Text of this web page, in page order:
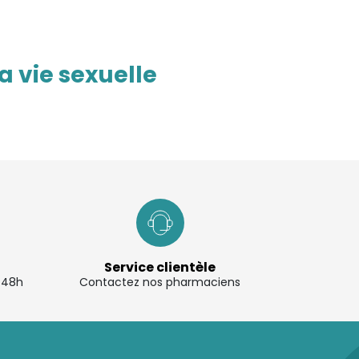
vie sexuelle
Service clientèle
Contactez nos pharmaciens